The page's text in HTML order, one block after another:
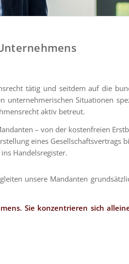
tätig und seitdem auf die
Situationen
aktiv betreut.
– von der kostenfreien
eines Gesellschaftsvertrags
Handelsregister.
unsere Mandanten
Sie konzentrieren sich